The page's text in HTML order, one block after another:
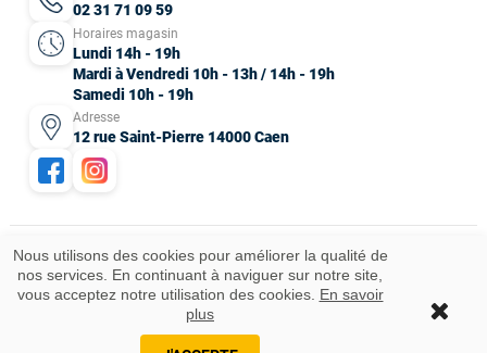
Ajouter au panier
02 31 71 09 59
Horaires magasin
Lundi 14h - 19h
Mardi à Vendredi 10h - 13h / 14h - 19h
Samedi 10h - 19h
Adresse
12 rue Saint-Pierre 14000 Caen
Nous utilisons des cookies pour améliorer la qualité de
nos services. En continuant à naviguer sur notre site,
vous acceptez notre utilisation des cookies. En savoir
plus
Mentions légales CGV Données personnelles